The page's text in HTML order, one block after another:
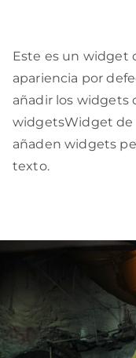
Este es un widget
apariencia por
añadir los widgets
widgetsWidget de
añaden widgets
texto.